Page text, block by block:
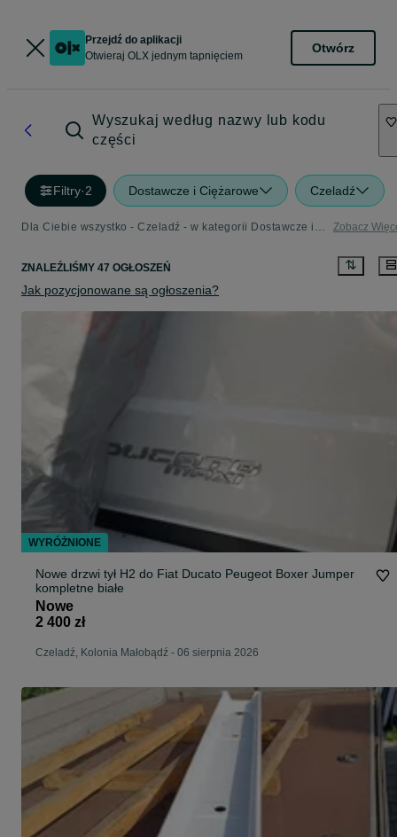
Przejdź do aplikacji
Otwieraj OLX jednym tapnięciem
Otwórz
Wyszukaj według nazwy lub kodu
części
Filtry·2 Dostawcze i Ciężarowe Czeladź
Dla Ciebie wszystko - Czeladź - w kategorii Dostawcze i Ciężarowe Zobacz
ZNALEŹLIŚMY 47 OGŁOSZEŃ
Jak pozycjonowane są ogłoszenia?
Nowe drzwi tył H2 do Fiat Ducato Peugeot Boxer Jumper
kompletne białe
Nowe
2 400 zł
Czeladź, Kolonia Małobądź - 06 sierpnia 2026
WYRÓŻNIONE